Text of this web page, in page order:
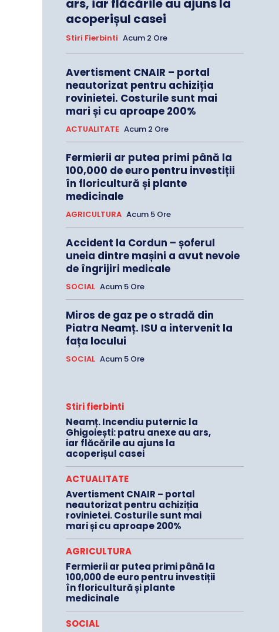
ars, iar flăcările au ajuns la
acoperișul casei
Stiri Fierbinti Acum 2 Ore
Avertisment CNAIR – portal
neautorizat pentru achiziția
rovinietei. Costurile sunt mai
mari și cu aproape 200%
ACTUALITATE Acum 2 Ore
Fermierii ar putea primi până la
100,000 de euro pentru investiții
în floricultură și plante
medicinale
AGRICULTURA Acum 5 Ore
Accident la Cordun – șoferul
uneia dintre mașini a avut nevoie
de îngrijiri medicale
SOCIAL Acum 5 Ore
Miros de gaz pe o stradă din
Piatra Neamț. ISU a intervenit la
fața locului
SOCIAL Acum 5 Ore
Stiri fierbinti
Neamț. Incendiu puternic la
Ghigoiești: patru anexe au ars,
iar flăcările au ajuns la
acoperișul casei
ACTUALITATE
Avertisment CNAIR – portal
neautorizat pentru achiziția
rovinietei. Costurile sunt mai
mari și cu aproape 200%
AGRICULTURA
Fermierii ar putea primi până la
100,000 de euro pentru investiții
în floricultură și plante
medicinale
SOCIAL